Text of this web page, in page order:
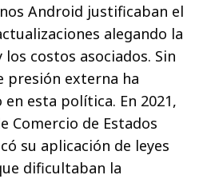
Android justificaban el
alegando la
costos asociados. Sin
presión externa ha
esta política. En 2021,
Comercio de Estados
su aplicación de leyes
dificultaban la